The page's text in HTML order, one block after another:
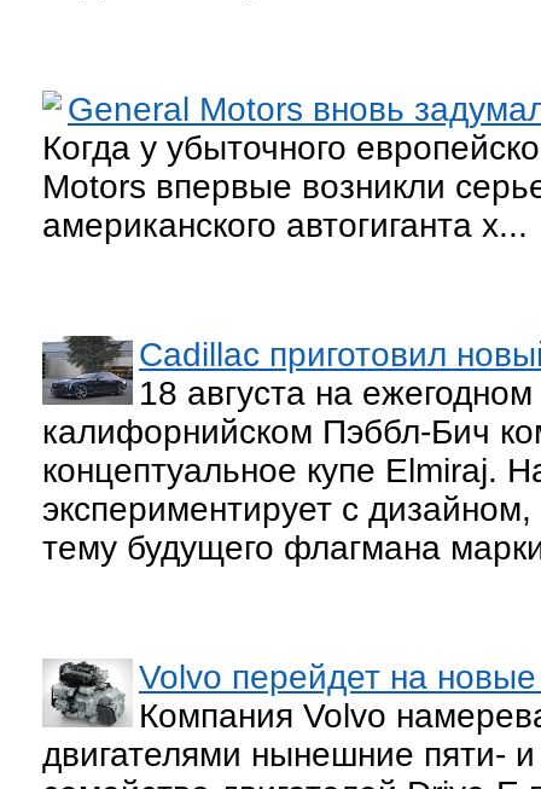
General Motors вновь
Когда у убыточного
Motors впервые возникли
американского автогиганта х...
Cadillac приготовил
18 августа на
калифорнийском Пэббл-Бич
концептуальное купе Elmiraj.
экспериментирует с
тему будущего флагмана
Volvo перейдет на новые
Компания Volvo
двигателями нынешние пяти-